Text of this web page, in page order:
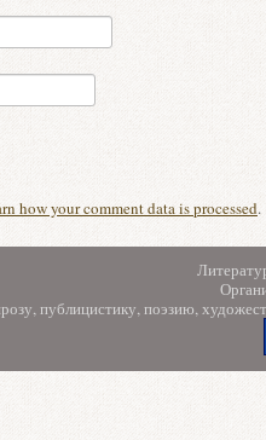
how your comment data is processed.
публицистику, поэзию,